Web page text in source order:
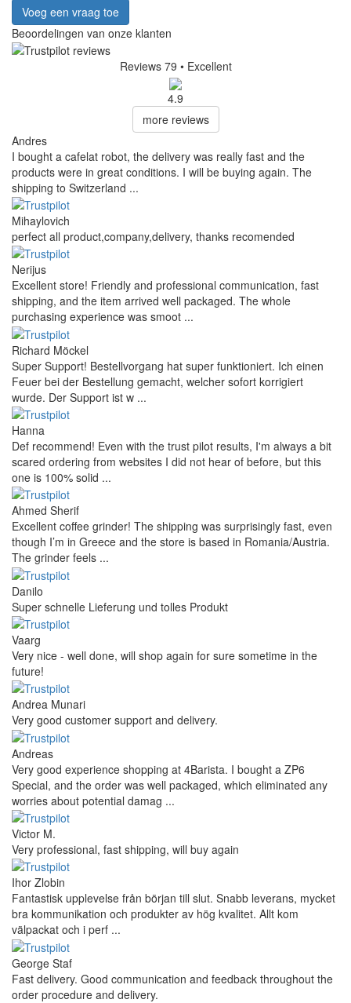
Voeg een vraag toe
Beoordelingen van onze klanten
Reviews 79 • Excellent
4.9
more reviews
Andres
I bought a cafelat robot, the delivery was really fast and the
products were in great conditions. I will be buying again. The
shipping to Switzerland ...
Mihaylovich
perfect all product,company,delivery, thanks recomended
Nerijus
Excellent store! Friendly and professional communication, fast
shipping, and the item arrived well packaged. The whole
purchasing experience was smoot ...
Richard Möckel
Super Support! Bestellvorgang hat super funktioniert. Ich einen
Feuer bei der Bestellung gemacht, welcher sofort korrigiert
wurde. Der Support ist w ...
Hanna
Def recommend! Even with the trust pilot results, I'm always a bit
scared ordering from websites I did not hear of before, but this
one is 100% solid ...
Ahmed Sherif
Excellent coffee grinder! The shipping was surprisingly fast, even
though I’m in Greece and the store is based in Romania/Austria.
The grinder feels ...
Danilo
Super schnelle Lieferung und tolles Produkt
Vaarg
Very nice - well done, will shop again for sure sometime in the
future!
Andrea Munari
Very good customer support and delivery.
Andreas
Very good experience shopping at 4Barista. I bought a ZP6
Special, and the order was well packaged, which eliminated any
worries about potential damag ...
Victor M.
Very professional, fast shipping, will buy again
Ihor Zlobin
Fantastisk upplevelse från början till slut. Snabb leverans, mycket
bra kommunikation och produkter av hög kvalitet. Allt kom
välpackat och i perf ...
George Staf
Fast delivery. Good communication and feedback throughout the
order procedure and delivery.